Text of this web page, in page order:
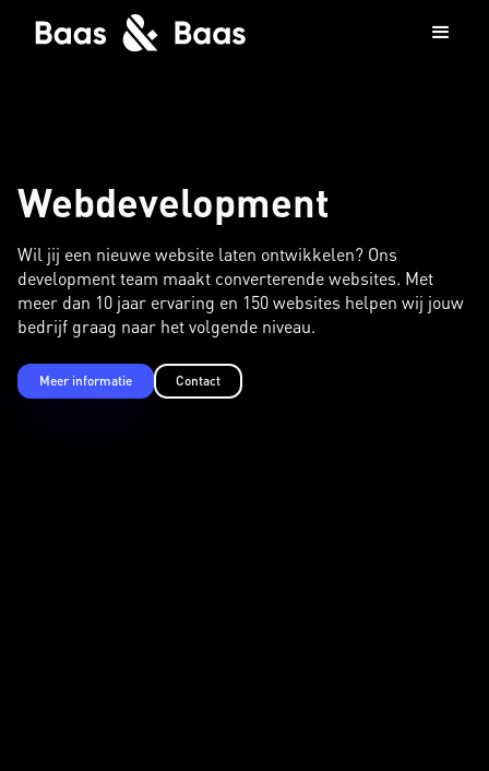
Webdevelopment
Wil jij een nieuwe website laten ontwikkelen? Ons
development team maakt converterende websites. Met
meer dan 10 jaar ervaring en 150 websites helpen wij jouw
bedrijf graag naar het volgende niveau.
Meer informatie Contact